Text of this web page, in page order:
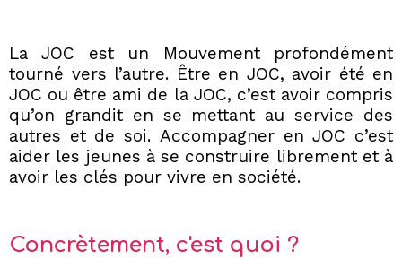
La JOC est un Mouvement profondément
tourné vers l’autre. Être en JOC, avoir été en
JOC ou être ami de la JOC, c’est avoir compris
qu’on grandit en se mettant au service des
autres et de soi. Accompagner en JOC c’est
aider les jeunes à se construire librement et à
avoir les clés pour vivre en société.
Concrètement, c'est quoi ?